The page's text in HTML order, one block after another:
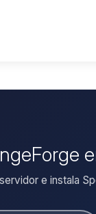
e instala